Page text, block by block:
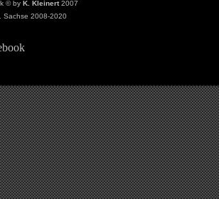
© by K. Kleinert2007
Sachse 2008-2020